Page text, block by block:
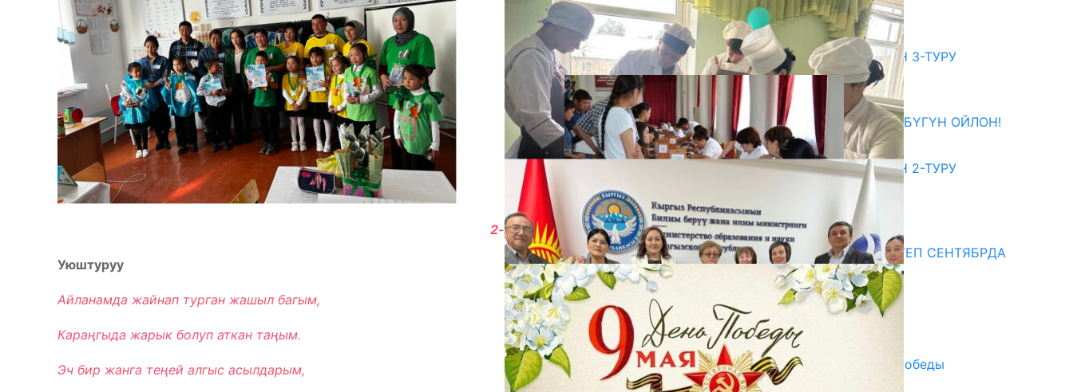
2-класс, Фин-чилистен сынагы
Уюштуруу
Айланамда жайнап турган жашыл багым,
Караңгыда жарык болуп аткан таңым.
Эч бир жанга теңей алгыс асылдарым,
07.08.2026
Абитуриент
ЖОЖДОРГО КАБЫЛ АЛУУНУН 3-ТУРУ
БАШТАЛДЫ
27.07.2026
ӨЗҮҢДҮН КЕЛЕЧЕГИҢ ҮЧҮН БҮГҮН ОЙЛОН!
20.07.2026
ЖОЖДОРГО КАБЫЛ АЛУУНУН 2-ТУРУ
20.07.2026
Медиа
СУЗАКТА 750 ОРУНДУУ МЕКТЕП СЕНТЯБРДА
ПАЙДАЛАНУУГА БЕРИЛЕТ
07.08.2025
Улуу Жеңиштин жандуу сөзү
29.04.2025
Награды в преддверии Дня Победы
29.04.2025